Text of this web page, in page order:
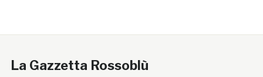
La Gazzetta Rossoblù